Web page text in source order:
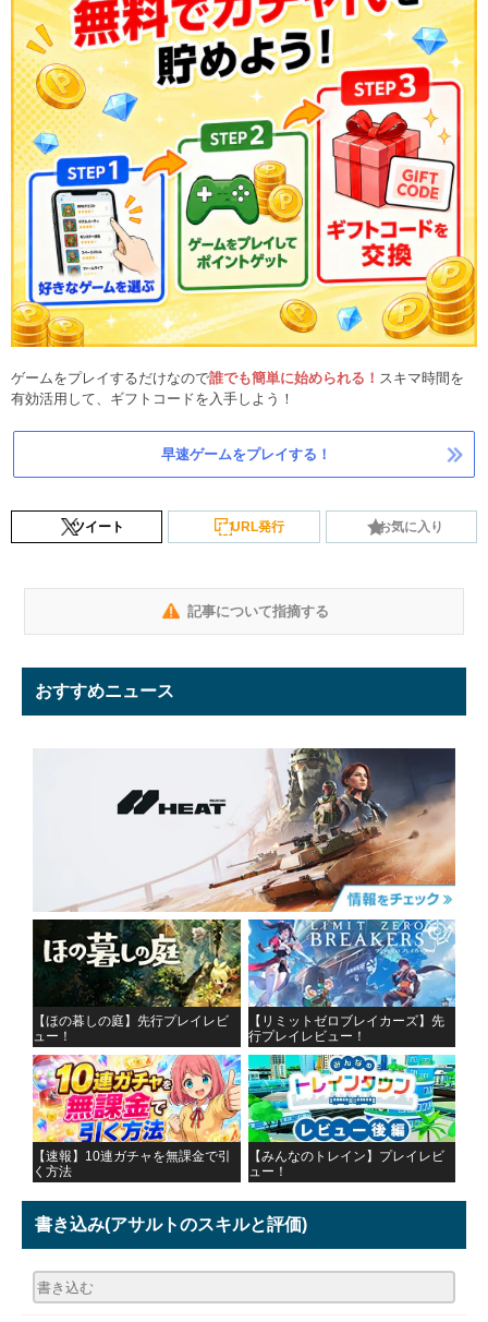
ゲームをプレイするだけなので誰でも簡単に始められる！ スキマ時間を
有効活用して、ギフトコードを入手しよう！
早速ゲームをプレイする！
ツイート URL発行 お気に入り
記事について指摘する
おすすめニュース
【ほの暮しの庭】先行プレイレビ
ュー！
【リミットゼロブレイカーズ】先
行プレイレビュー！
【速報】10連ガチャを無課金で引
く方法
【みんなのトレイン】プレイレビ
ュー！
書き込み(アサルトのスキルと評価)